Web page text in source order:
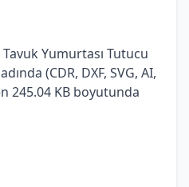
Yumurtası Tutucu
(CDR, DXF, SVG, AI,
245.04 KB boyutunda